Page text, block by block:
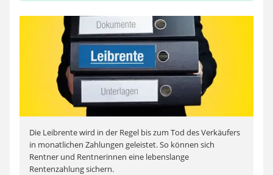
Die Leibrente wird in der Regel bis zum Tod des Verkäufers
in monatlichen Zahlungen geleistet. So können sich
Rentner und Rentnerinnen eine lebenslange
Rentenzahlung sichern.